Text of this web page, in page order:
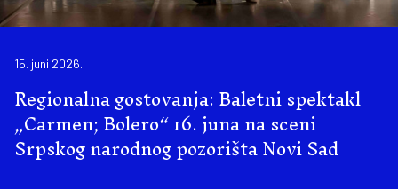
15. juni 2026.
Regionalna gostovanja: Baletni spektakl
„Carmen; Bolero“ 16. juna na sceni
Srpskog narodnog pozorišta Novi Sad